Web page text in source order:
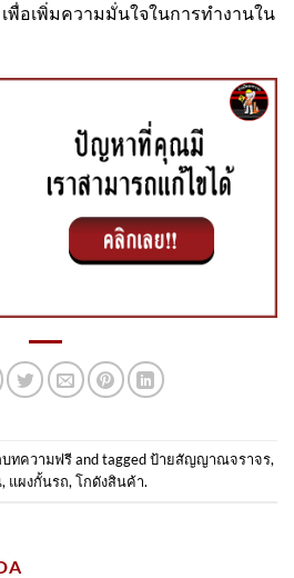
พื่อเพิ่มความมั่นใจในการทำงานใน
ทความฟรีand taggedป้ายสัญญาณจราจร,
, แผงกั้นรถ, โกดังสินค้า.